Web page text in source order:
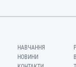
НАВЧАННЯ
НОВИНИ